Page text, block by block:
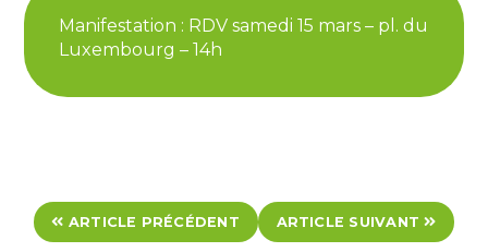
Manifestation : RDV samedi 15 mars – pl. du
Luxembourg – 14h
ARTICLE PRÉCÉDENT ARTICLE SUIVANT